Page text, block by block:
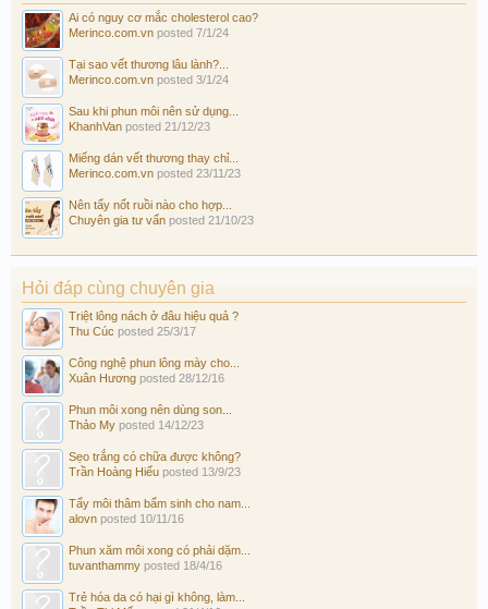
Ai có nguy cơ mắc cholesterol cao?
Merinco.com.vn posted 7/1/24
Tại sao vết thương lâu lành?...
Merinco.com.vn posted 3/1/24
Sau khi phun môi nên sử dụng...
KhanhVan posted 21/12/23
Miếng dán vết thương thay chỉ...
Merinco.com.vn posted 23/11/23
Nên tẩy nốt ruồi nào cho hợp...
Chuyên gia tư vấn posted 21/10/23
Hỏi đáp cùng chuyên gia
Triệt lông nách ở đâu hiệu quả ?
Thu Cúc posted 25/3/17
Công nghệ phun lông mày cho...
Xuân Hương posted 28/12/16
Phun môi xong nên dùng son...
Thảo My posted 14/12/23
Sẹo trắng có chữa được không?
Trần Hoàng Hiếu posted 13/9/23
Tẩy môi thâm bẩm sinh cho nam...
alovn posted 10/11/16
Phun xăm môi xong có phải dặm...
tuvanthammy posted 18/4/16
Trẻ hóa da có hại gì không, làm...